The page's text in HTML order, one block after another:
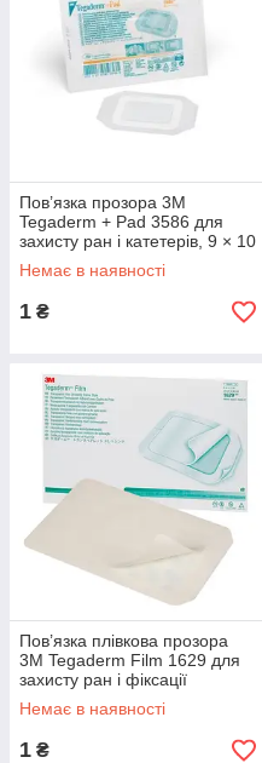
Пов’язка прозора 3M
Tegaderm + Pad 3586 для
захисту ран і катетерів, 9 × 10
см, №25
Немає в наявності
1 ₴
Пов’язка плівкова прозора
3M Tegaderm Film 1629 для
захисту ран і фіксації
медичних виробів, 20 × 30
см, стерильна, №10.
Немає в наявності
1 ₴